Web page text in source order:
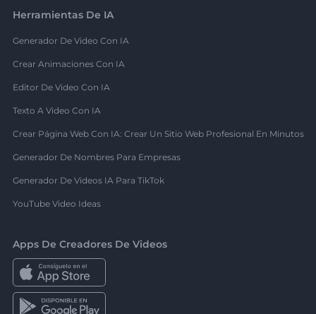
Herramientas De IA
Generador De Video Con IA
Crear Animaciones Con IA
Editor De Video Con IA
Texto A Video Con IA
Crear Página Web Con IA: Crear Un Sitio Web Profesional En Minutos
Generador De Nombres Para Empresas
Generador De Videos IA Para TikTok
YouTube Video Ideas
Apps De Creadores De Videos